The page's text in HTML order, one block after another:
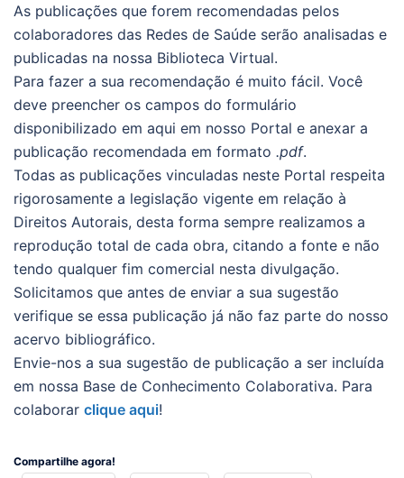
As publicações que forem recomendadas pelos
colaboradores das Redes de Saúde serão analisadas e
publicadas na nossa Biblioteca Virtual.
Para fazer a sua recomendação é muito fácil. Você
deve preencher os campos do formulário
disponibilizado em aqui em nosso Portal e anexar a
publicação recomendada em formato .pdf.
Todas as publicações vinculadas neste Portal respeita
rigorosamente a legislação vigente em relação à
Direitos Autorais, desta forma sempre realizamos a
reprodução total de cada obra, citando a fonte e não
tendo qualquer fim comercial nesta divulgação.
Solicitamos que antes de enviar a sua sugestão
verifique se essa publicação já não faz parte do nosso
acervo bibliográfico.
Envie-nos a sua sugestão de publicação a ser incluída
em nossa Base de Conhecimento Colaborativa. Para
colaborar clique aqui!
Compartilhe agora!